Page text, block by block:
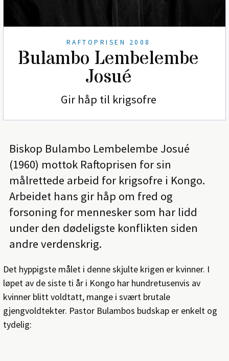
RAFTOPRISEN 2008
Bulambo Lembelembe
Josué
Gir håp til krigsofre
Biskop Bulambo Lembelembe Josué
(1960) mottok Raftoprisen for sin
målrettede arbeid for krigsofre i Kongo.
Arbeidet hans gir håp om fred og
forsoning for mennesker som har lidd
under den dødeligste konflikten siden
andre verdenskrig.
Det hyppigste målet i denne skjulte krigen er kvinner. I
løpet av de siste ti år i Kongo har hundretusenvis av
kvinner blitt voldtatt, mange i svært brutale
gjengvoldtekter. Pastor Bulambos budskap er enkelt og
tydelig: